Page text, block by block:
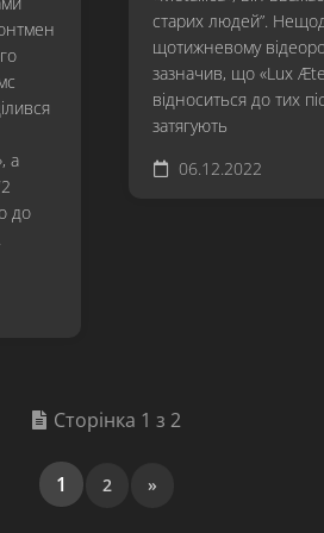
старих людей”.
щотижневому
зазначив, що «Lux
відноситься до тих
затягують
06.12.2022
а
до
Сторінка 1 з 2
1 2 »